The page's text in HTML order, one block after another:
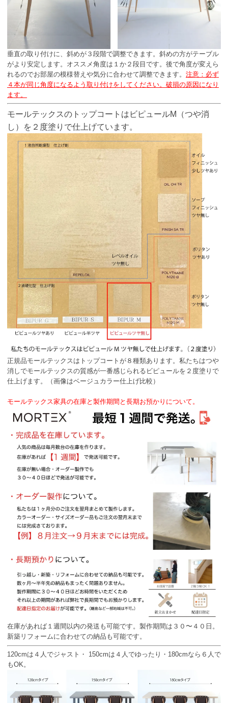
垂直の取り付けに、斜めが３段階で調整できます。斜めの方がテーブル
がより安定します。オススメ角度は１か２段目です。後で角度が変えら
れるのでお部屋の模様替えや気分に合わせて調整できます。 注意：必ず
４本が同じ角度になるよう取り付けをしてください。破損の原因になり
ます。
モールテックスのトップコートはビピュールM（つや消
し）を２度塗りで仕上げています。
正規品モールテックスはトップコートが８種類あります。私たちはつや
消しでモールテックスの質感が一番感じられるビピュールを２度塗りで
仕上げます。（画像はベージュカラー仕上げ比較）
モールテックス家具の在庫と製作期間と長期お預かりについて。
在庫があれば１週間以内の発送も可能です。製作期間は３０〜４０日。
新築リフォームに合わせての納品も可能です。
120cmは４人でジャスト・ 150cmは４人でゆったり・180cmなら６人で
もOK。